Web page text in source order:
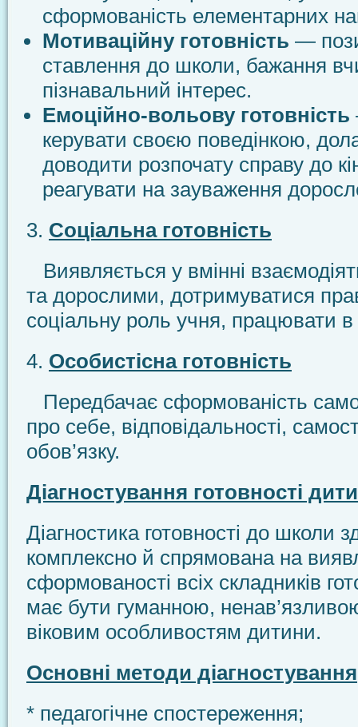
сформованість елементарних
Мотиваційну готовність —
ставлення до школи, бажання
пізнавальний інтерес.
Емоційно-вольову готовність
керувати своєю поведінкою,
доводити розпочату справу до
реагувати на зауваження
3. Соціальна готовність
Виявляється у вмінні
та дорослими, дотримуватися
соціальну роль учня, працювати в
4. Особистісна готовність
Передбачає сформованість
про себе, відповідальності,
обов’язку.
Діагностування готовності
Діагностика готовності до школи
комплексно й спрямована на
сформованості всіх складників
має бути гуманною,
віковим особливостям дитини.
Основні методи діагностування
* педагогічне спостереження;